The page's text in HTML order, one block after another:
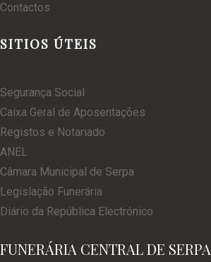
Contactos
SITIOS ÚTEIS
Segurança Social
Caixa Geral de Aposentações
Registos e Notariado
ANEL
Câmara Municipal de Serpa
Legislação Funerária
Diário da República Electrónico
FUNERÁRIA CENTRAL DE SERPA